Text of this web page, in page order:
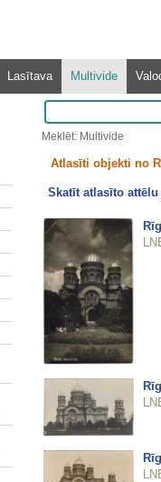
Lasītava Multivide
Meklēt: Multivide
Atlasīti objekti no
Skatīt atlasīto